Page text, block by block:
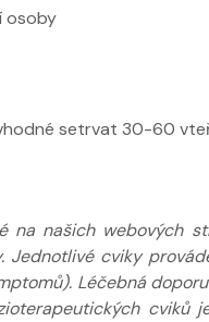
osoby
setrvat 30-60
na našich webových
Jednotlivé cviky
Léčebná
cviků
FYZIOklinice
Nabídka masáží